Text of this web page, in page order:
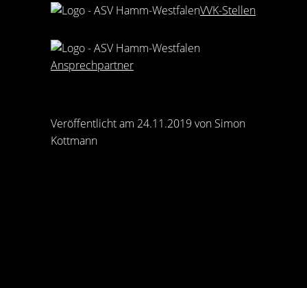
VVK-Stellen
Ansprechpartner
Veröffentlicht am 24.11.2019 von Simon
Kottmann